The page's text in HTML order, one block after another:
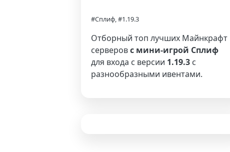
#Сплиф, #1.19.3
Отборный топ лучших Майнкрафт
серверовс мини-игрой Сплиф
для входа с версии 1.19.3 с
разнообразными ивентами.